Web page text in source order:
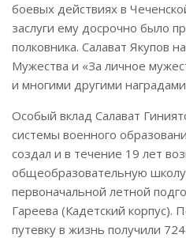
боевых действиях в
заслуги ему досрочно было
полковника. Салават Якупов
Мужества и «За личное
и многими другими наградами
Особый вклад Салават
системы военного
создал и в течение 19 лет
общеобразовательную
первоначальной летной
Гареева (Кадетский корпус).
путевку в жизнь получили